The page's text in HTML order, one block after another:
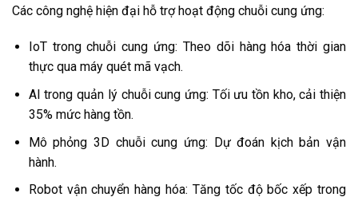
Các công nghệ hiện đại hỗ trợ hoạt động chuỗi cung ứng:
IoT trong chuỗi cung ứng: Theo dõi hàng hóa thời gian
thực qua máy quét mã vạch.
AI trong quản lý chuỗi cung ứng: Tối ưu tồn kho, cải thiện
35% mức hàng tồn.
Mô phỏng 3D chuỗi cung ứng: Dự đoán kịch bản vận
hành.
Robot vận chuyển hàng hóa: Tăng tốc độ bốc xếp trong